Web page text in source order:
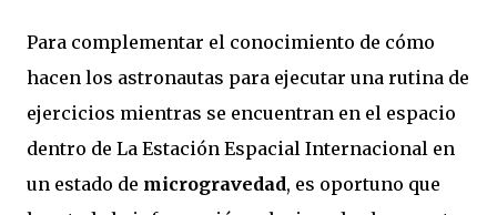
Para complementar el conocimiento de cómo
hacen los astronautas para ejecutar una rutina de
ejercicios mientras se encuentran en el espacio
dentro de La Estación Espacial Internacional en
un estado de microgravedad, es oportuno que